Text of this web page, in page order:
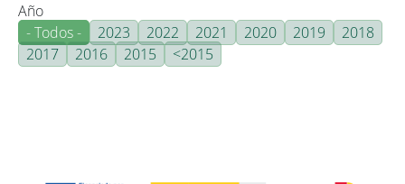
Año
- Todos -
2023 2022 2021 2020 2019
2018
2017
2016 2015 <2015